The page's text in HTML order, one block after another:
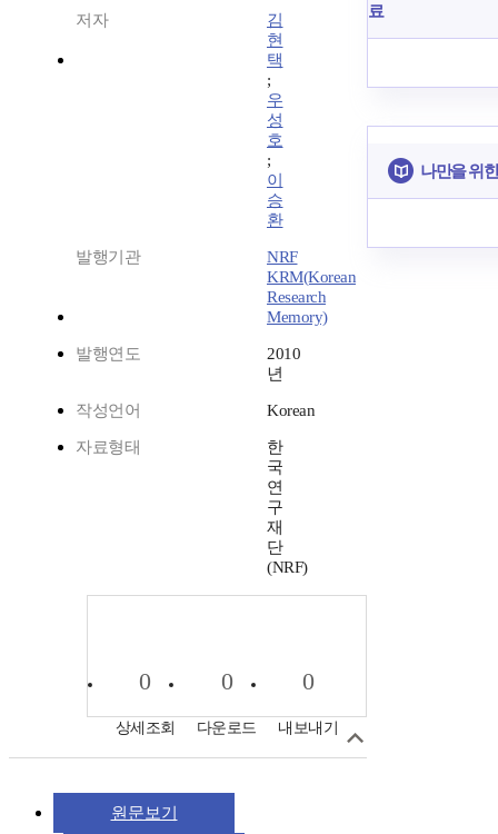
저자
김
현
택
;
우
성
호
;
이
승
환
발행기관
NRF
KRM(Korean
Research
Memory)
발행연도
2010
년
작성언어 Korean
자료형태
한
국
연
구
재
단
(NRF)
0
상세조회
0
다운로드
0
내보내기
원문보기
료
나만을 위